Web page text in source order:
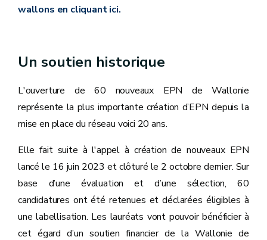
wallons en cliquant ici.
Un soutien historique
L'ouverture de 60 nouveaux EPN de Wallonie
représente la plus importante création d’EPN depuis la
mise en place du réseau voici 20 ans.
Elle fait suite à l'appel à création de nouveaux EPN
lancé le 16 juin 2023 et clôturé le 2 octobre dernier. Sur
base d’une évaluation et d’une sélection, 60
candidatures ont été retenues et déclarées éligibles à
une labellisation. Les lauréats vont pouvoir bénéficier à
cet égard d’un soutien financier de la Wallonie de